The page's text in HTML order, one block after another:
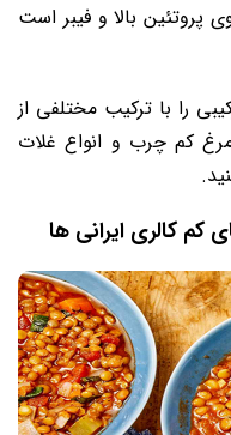
پروتئین بالا و فیبر است
را با ترکیب مختلفی از
کم چرب و انواع غلات
کالری ایرانی‌ ها